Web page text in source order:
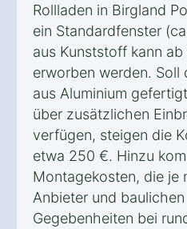
Rollladen in Birgland
ein Standardfenster
aus Kunststoff kann
erworben werden. Soll
aus Aluminium
über zusätzlichen
verfügen, steigen die
etwa 250 €. Hinzu
Montagekosten, die je
Anbieter und baulichen
Gegebenheiten bei